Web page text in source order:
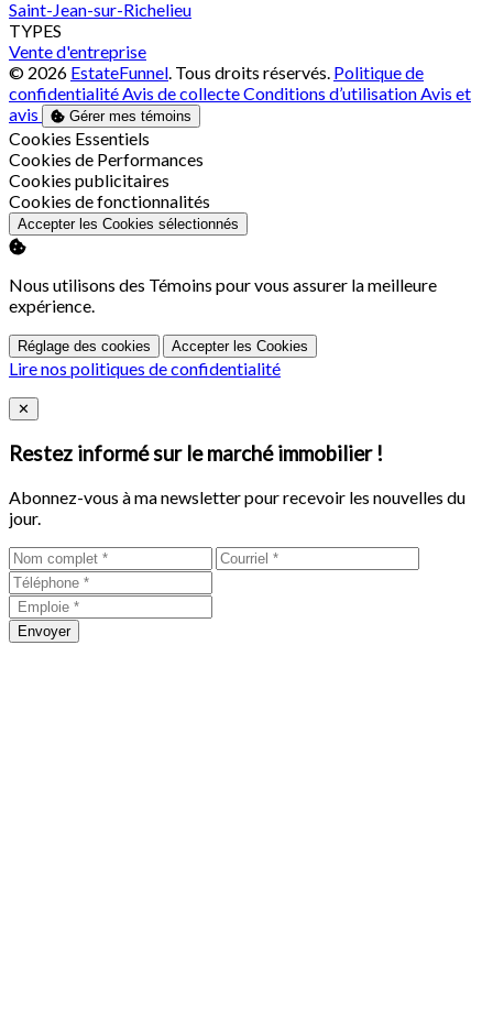
Saint-Jean-sur-Richelieu
TYPES
Vente d'entreprise
© 2026 EstateFunnel. Tous droits réservés. Politique de
confidentialitéAvis de collecteConditions d’utilisationAvis et
avis
Gérer mes témoins
Activer
Cookies Essentiels
Activer
Cookies de Performances
Activer
Cookies publicitaires
Activer
Cookies de fonctionnalités
Accepter les Cookies sélectionnés
Nous utilisons des Témoins pour vous assurer la meilleure
expérience.
Réglage des cookies Accepter les Cookies
Lire nos politiques de confidentialité
Close
✕
Restez informé sur le marché immobilier !
Abonnez-vous à ma newsletter pour recevoir les nouvelles du
jour.
Envoyer